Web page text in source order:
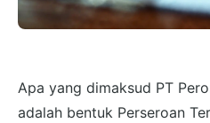
Apa yang dimaksud PT
adalah bentuk Perseroan